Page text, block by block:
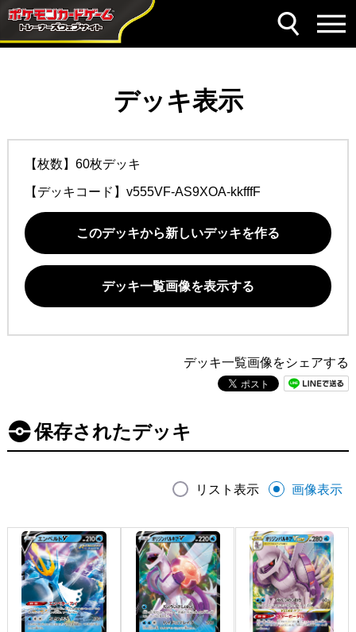
デッキ表示
【枚数】60枚デッキ
【デッキコード】 v555VF-AS9XOA-kkfffF
このデッキから新しいデッキを作る
デッキ一覧画像を表示する
デッキ一覧画像をシェアする
保存されたデッキ
リスト表示 画像表示